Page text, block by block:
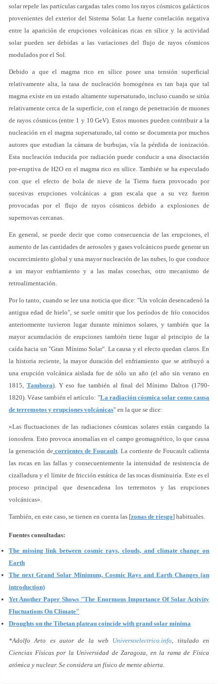
solar repele las partículas cargadas tales como los rayos cósmicos galácticos
provenientes del exterior del Sistema Solar. La fuerte correlación negativa
entre la aparición de erupciones volcánicas ricas en sílice y la actividad
solar pueden ser debidas a las variaciones del flujo de rayos cósmicos
modulados por el Sol.
Debido a que el magma rico en sílice posee una tensión superficial
relativamente alta, la tasa de nucleación homogénea es tan baja que tal
magma existe en un estado altamente supersaturado, incluso cuando se sitúa
relativamente cerca de la superficie, con el rango de penetración de muones
de rayos cósmicos (entre 1 y 10 GeV). Estos muones pueden contribuir a la
nucleación en el magma supersaturado, tal como se documenta por muchos
autores que estudian la cámara de burbujas, vía la pérdida de ionización.
Esta nucleación inducida por radiación puede conducir a una disociación
pre-eruptiva de H2O en el magma rico en sílice. También se ha especulado
con que el efecto de bola de nieve de la Tierra fuera provocado por
sucesivas erupciones volcánicas a gran escala que a su vez fueron
provocadas por el flujo de rayos cósmicos debido a explosiones de
supernovas cercanas.
En general, se puede decir que como consecuencia de las erupciones, el
aumento de las cantidades de aerosoles y gases volcánicos puede generar un
oscurecimiento global y una mayor nucleación de las nubes, lo que conduce
a un mayor enfriamiento y a las malas cosechas, otro mecanismo de
retroalimentación.
Por lo tanto, cuando se lee una noticia que dice: "Un volcán desencadenó la
antigua edad de hielo", se suele omitir que los períodos de frío conocidos
anteriormente tuvieron lugar durante mínimos solares, y también que la
mayor acumulación de erupciones también tiene lugar al principio de la
caída hacia un "Gran Mínimo Solar". La causa y el efecto quedan claros. En
la historia reciente, la mayor duración del enfriamiento que se atribuyó a
una erupción volcánica aislada fue de sólo un año (el año sin verano en
1815, Tambora). Y eso fue también al final del Mínimo Dalton (1790-
1820). Véase también el artículo: "La radiación cósmica solar como causa
de terremotos y erupciones volcánicas" en la que se dice:
«Las fluctuaciones de las radiaciones cósmicas solares están cargando la
ionosfera. Esto provoca anomalías en el campo geomagnético, lo que causa
la generación de corrientes de Foucault . La corriente de Foucault calienta
las rocas en las fallas y consecuentemente la intensidad de resistencia de
cizalladura y el límite de fricción estática de las rocas disminuiría. Este es el
proceso principal que desencadena los terremotos y las erupciones
volcánicas».
También, en este caso, se tienen en cuenta las [zonas de riesgo] habituales.
Fuentes consultadas:
The missing link between cosmic rays, clouds, and climate change on
Earth
The next Grand Solar Minimum, Cosmic Rays and Earth Changes (an
introduction)
Yet Another Paper Shows "The Enormous Importance Of Solar Activity
Fluctuations On Climate"
Droughts on the Tibetan plateau coincide with grand solar minima
*Adolfo Arto es autor de la web Universoelectrico.info , titulado en
Ciencias Físicas por la Universidad de Zaragoza, en la rama de Física
atómica y nuclear. Se considera un físico de mente abierta.